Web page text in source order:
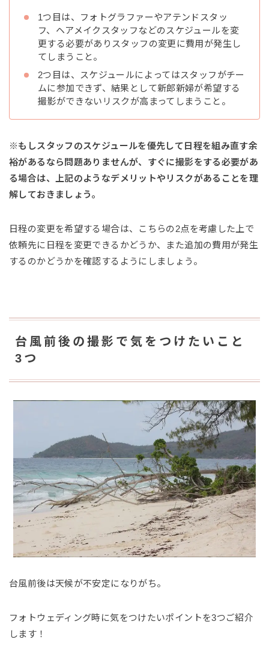
1つ目は、フォトグラファーやアテンドスタッ
フ、ヘアメイクスタッフなどのスケジュールを変
更する必要がありスタッフの変更に費用が発生し
てしまうこと。
2つ目は、スケジュールによってはスタッフがチー
ムに参加できず、結果として新郎新婦が希望する
撮影ができないリスクが高まってしまうこと。
※もしスタッフのスケジュールを優先して日程を組み直す余
裕があるなら問題ありませんが、すぐに撮影をする必要があ
る場合は、上記のようなデメリットやリスクがあることを理
解しておきましょう。
日程の変更を希望する場合は、こちらの2点を考慮した上で
依頼先に日程を変更できるかどうか、また追加の費用が発生
するのかどうかを確認するようにしましょう。
台風前後の撮影で気をつけたいこと
3つ
台風前後は天候が不安定になりがち。
フォトウェディング時に気をつけたいポイントを3つご紹介
します！